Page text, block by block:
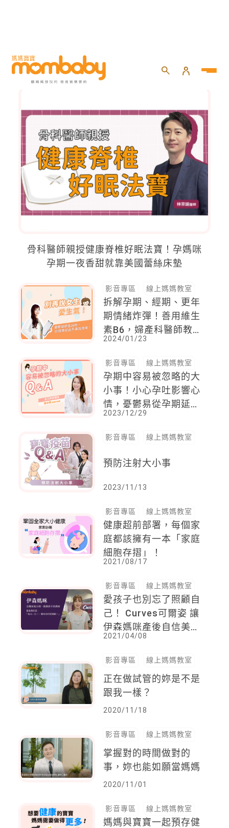
線上媽媽教室
骨科醫師親授健康脊椎好眠法寶！孕媽咪
孕期一夜香甜就靠美國蕾絲床墊
影音專區 線上媽媽教室
拆解孕期、經期、更年
期情緒炸彈！善用維生
素B6，婦產科醫師教
你做情緒的主人
2024/01/23
影音專區 線上媽媽教室
孕期中容易被忽略的大
小事！小心孕吐影響心
情，憂鬱易從孕期延續
到產後
2023/12/29
影音專區 線上媽媽教室
預防注射大小事
2023/11/13
影音專區 線上媽媽教室
健康超前部署，每個家
庭都該擁有一本「家庭
細胞存摺」！
2021/08/17
影音專區 線上媽媽教室
愛孩子也別忘了照顧自
己！ Curves可爾姿 讓
伊森媽咪產後自信美
麗！
2021/04/08
影音專區 線上媽媽教室
正在做試管的妳是不是
跟我一樣？
2020/11/18
影音專區 線上媽媽教室
掌握對的時間做對的
事，妳也能如願當媽媽
2020/11/01
影音專區 線上媽媽教室
媽媽與寶寶一起預存健